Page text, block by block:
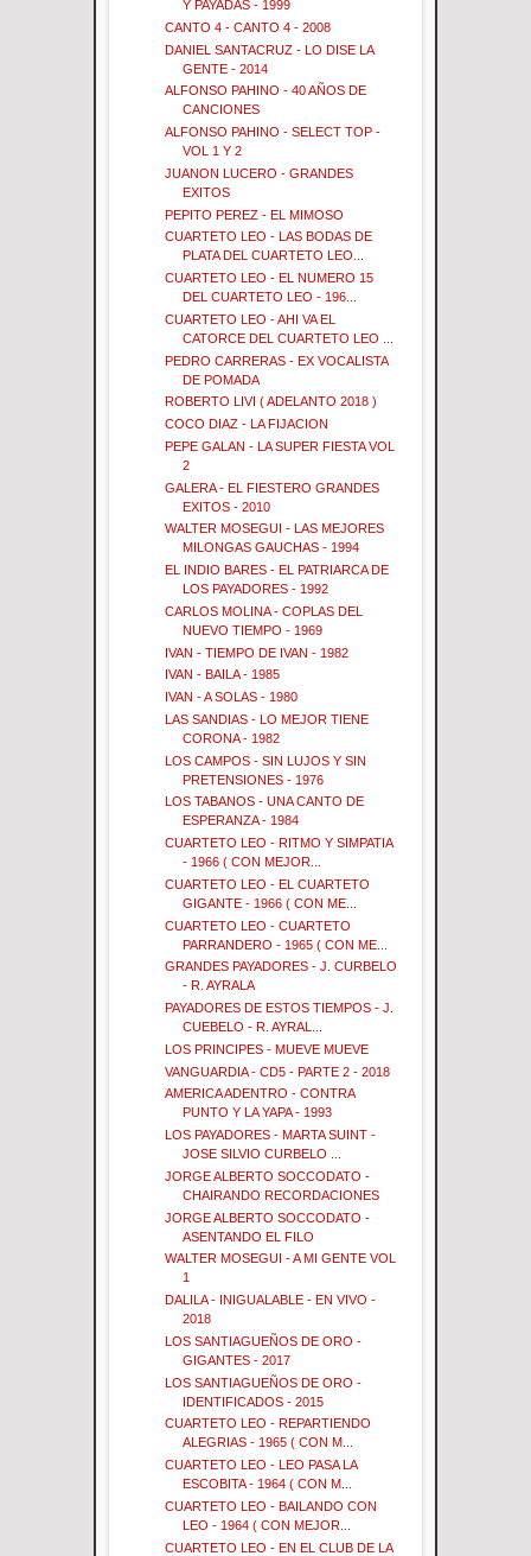
Y PAYADAS - 1999
CANTO 4 - CANTO 4 - 2008
DANIEL SANTACRUZ - LO DISE LA
GENTE - 2014
ALFONSO PAHINO - 40 AÑOS DE
CANCIONES
ALFONSO PAHINO - SELECT TOP -
VOL 1 Y 2
JUANON LUCERO - GRANDES
EXITOS
PEPITO PEREZ - EL MIMOSO
CUARTETO LEO - LAS BODAS DE
PLATA DEL CUARTETO LEO...
CUARTETO LEO - EL NUMERO 15
DEL CUARTETO LEO - 196...
CUARTETO LEO - AHI VA EL
CATORCE DEL CUARTETO LEO ...
PEDRO CARRERAS - EX VOCALISTA
DE POMADA
ROBERTO LIVI ( ADELANTO 2018 )
COCO DIAZ - LA FIJACION
PEPE GALAN - LA SUPER FIESTA VOL
2
GALERA - EL FIESTERO GRANDES
EXITOS - 2010
WALTER MOSEGUI - LAS MEJORES
MILONGAS GAUCHAS - 1994
EL INDIO BARES - EL PATRIARCA DE
LOS PAYADORES - 1992
CARLOS MOLINA - COPLAS DEL
NUEVO TIEMPO - 1969
IVAN - TIEMPO DE IVAN - 1982
IVAN - BAILA - 1985
IVAN - A SOLAS - 1980
LAS SANDIAS - LO MEJOR TIENE
CORONA - 1982
LOS CAMPOS - SIN LUJOS Y SIN
PRETENSIONES - 1976
LOS TABANOS - UNA CANTO DE
ESPERANZA - 1984
CUARTETO LEO - RITMO Y SIMPATIA
- 1966 ( CON MEJOR...
CUARTETO LEO - EL CUARTETO
GIGANTE - 1966 ( CON ME...
CUARTETO LEO - CUARTETO
PARRANDERO - 1965 ( CON ME...
GRANDES PAYADORES - J. CURBELO
- R. AYRALA
PAYADORES DE ESTOS TIEMPOS - J.
CUEBELO - R. AYRAL...
LOS PRINCIPES - MUEVE MUEVE
VANGUARDIA - CD5 - PARTE 2 - 2018
AMERICA ADENTRO - CONTRA
PUNTO Y LA YAPA - 1993
LOS PAYADORES - MARTA SUINT -
JOSE SILVIO CURBELO ...
JORGE ALBERTO SOCCODATO -
CHAIRANDO RECORDACIONES
JORGE ALBERTO SOCCODATO -
ASENTANDO EL FILO
WALTER MOSEGUI - A MI GENTE VOL
1
DALILA - INIGUALABLE - EN VIVO -
2018
LOS SANTIAGUEÑOS DE ORO -
GIGANTES - 2017
LOS SANTIAGUEÑOS DE ORO -
IDENTIFICADOS - 2015
CUARTETO LEO - REPARTIENDO
ALEGRIAS - 1965 ( CON M...
CUARTETO LEO - LEO PASA LA
ESCOBITA - 1964 ( CON M...
CUARTETO LEO - BAILANDO CON
LEO - 1964 ( CON MEJOR...
CUARTETO LEO - EN EL CLUB DE LA